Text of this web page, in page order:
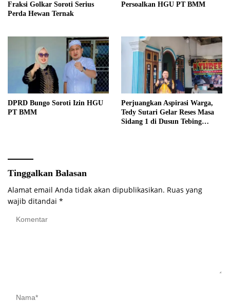
Fraksi Golkar Soroti Serius
Perda Hewan Ternak
Persoalkan HGU PT BMM
DPRD Bungo Soroti Izin HGU
PT BMM
Perjuangkan Aspirasi Warga,
Tedy Sutari Gelar Reses Masa
Sidang 1 di Dusun Tebing
Tinggalkan Balasan
Alamat email Anda tidak akan dipublikasikan. Ruas yang
wajib ditandai *